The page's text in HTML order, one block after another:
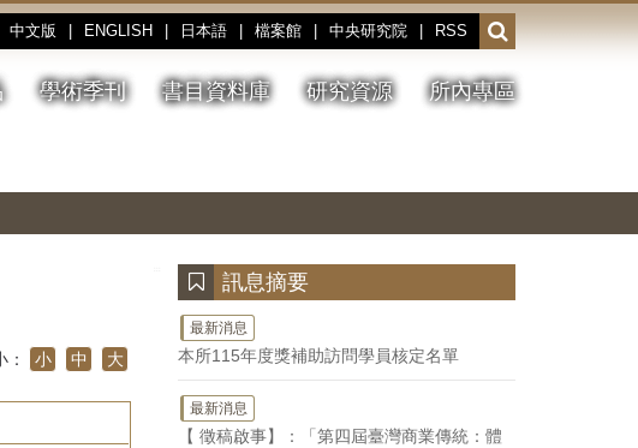
中文版 ENGLISH 日本語 檔案館 中央研究院 RSS
開
啟
或
收
學術季刊 書目資料庫 研究資源 所內專區
停、
圖
圖
結
小 中 大
訊息摘要
最新消息
本所115年度獎補助訪問學員核定名單
最新消息
【 徵稿啟事】：「第四屆臺灣商業傳統：體